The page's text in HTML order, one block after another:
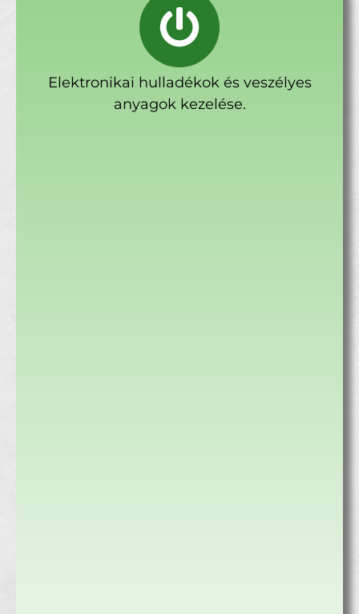
Elektronikai hulladékok és veszélyes
anyagok kezelése.